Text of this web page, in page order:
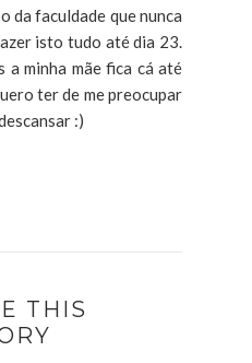
da faculdade que nunca
isto tudo até dia 23.
a minha mãe fica cá até
ter de me preocupar
:)
THIS